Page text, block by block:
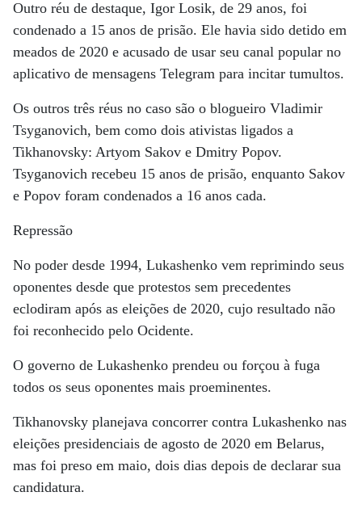
Outro réu de destaque, Igor Losik, de 29 anos, foi
condenado a 15 anos de prisão. Ele havia sido detido em
meados de 2020 e acusado de usar seu canal popular no
aplicativo de mensagens Telegram para incitar tumultos.
Os outros três réus no caso são o blogueiro Vladimir
Tsyganovich, bem como dois ativistas ligados a
Tikhanovsky: Artyom Sakov e Dmitry Popov.
Tsyganovich recebeu 15 anos de prisão, enquanto Sakov
e Popov foram condenados a 16 anos cada.
Repressão
No poder desde 1994, Lukashenko vem reprimindo seus
oponentes desde que protestos sem precedentes
eclodiram após as eleições de 2020, cujo resultado não
foi reconhecido pelo Ocidente.
O governo de Lukashenko prendeu ou forçou à fuga
todos os seus oponentes mais proeminentes.
Tikhanovsky planejava concorrer contra Lukashenko nas
eleições presidenciais de agosto de 2020 em Belarus,
mas foi preso em maio, dois dias depois de declarar sua
candidatura.